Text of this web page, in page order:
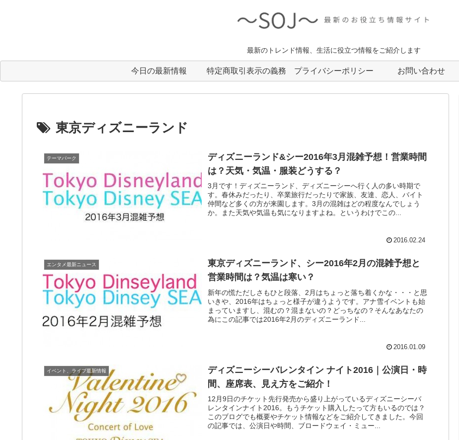
最新のトレンド情報、生活に役立つ情報をご紹介します
今日の最新情報 特定商取引表示の義務 プライバシーポリシー お問い合わせ
東京ディズニーランド
テーマパーク
ディズニーランド&シー2016年3月混雑予想！営業時間
は？天気・気温・服装どうする？
3月です！ディズニーランド、ディズニーシーへ行く人の多い時期で
す。春休みだったり、卒業旅行だったりで家族、友達、恋人、バイト
仲間など多くの方が来園します。3月の混雑はどの程度なんでしょう
か。また天気や気温も気になりますよね。というわけでこの...
2016.02.24
エンタメ最新ニュース
東京ディズニーランド、シー2016年2月の混雑予想と
営業時間は？気温は寒い？
新年の慌ただしさもひと段落、2月はちょっと落ち着くかな・・・と思
いきや、2016年はちょっと様子が違うようです。アナ雪イベントも始
まっていますし、混むの？混まないの？どっちなの？そんなあなたの
為にこの記事では2016年2月のディズニーランド...
2016.01.09
イベント、ライブ最新情報
ディズニーシーバレンタイン ナイト2016｜公演日・時
間、座席表、見え方をご紹介！
12月9日のチケット先行発売から盛り上がっているディズニーシーバ
レンタインナイト2016。もうチケット購入したって方もいるのでは？
このブログでも概要やチケット情報などをご紹介してきました。今回
の記事では、公演日や時間、ブロードウェイ・ミュー...